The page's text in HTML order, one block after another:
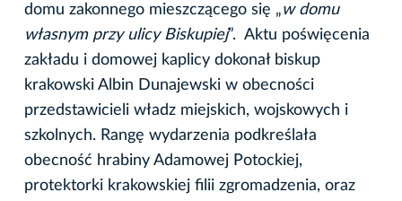
domu zakonnego mieszczącego się „w domu
własnym przy ulicy Biskupiej”. Aktu poświęcenia
zakładu i domowej kaplicy dokonał biskup
krakowski Albin Dunajewski w obecności
przedstawicieli władz miejskich, wojskowych i
szkolnych. Rangę wydarzenia podkreślała
obecność hrabiny Adamowej Potockiej,
protektorki krakowskiej filii zgromadzenia, oraz